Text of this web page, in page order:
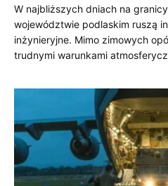
W najbliższych dniach na
województwie podlaskim ruszą
inżynieryjne. Mimo zimowych
trudnymi warunkami